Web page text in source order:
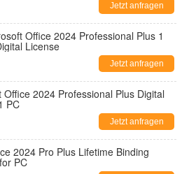
eine Nachricht
Sie bald zurück!
Jetzt anfragen
Office 2024 Professional Plus 1
License
Jetzt anfragen
Office 2024 Professional Plus Digital
PC
Jetzt anfragen
2024 Pro Plus Lifetime Binding
PC